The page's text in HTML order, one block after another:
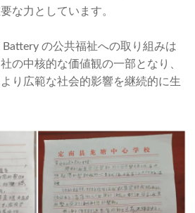
な力としています。
の公共福祉への取り組みは
の中核的な価値観の一部となり、
り広範な社会的影響を継続的に生